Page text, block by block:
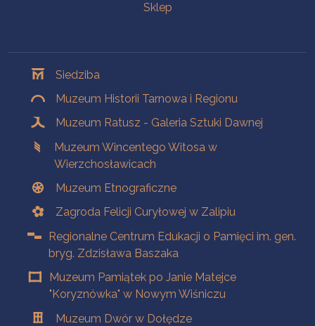
Sklep
Siedziba
Muzeum Historii Tarnowa i Regionu
Muzeum Ratusz - Galeria Sztuki Dawnej
Muzeum Wincentego Witosa w
Wierzchosławicach
Muzeum Etnograficzne
Zagroda Felicji Curyłowej w Zalipiu
Regionalne Centrum Edukacji o Pamięci im. gen.
bryg. Zdzisława Baszaka
Muzeum Pamiątek po Janie Matejce
"Koryznówka" w Nowym Wiśniczu
Muzeum Dwór w Dołędze